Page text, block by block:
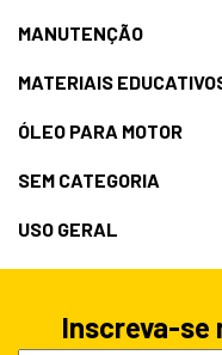
MANUTENÇÃO
MATERIAIS
ÓLEO PARA MOTOR
SEM CATEGORIA
USO GERAL
Inscreva-se